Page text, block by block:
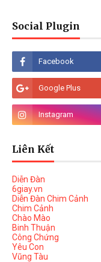
Social Plugin
Liên Kết
Diễn Đàn
6giay.vn
Diễn Đàn Chim Cảnh
Chim Cảnh
Chào Mào
Binh Thuận
Công Chứng
Yêu Con
Vũng Tàu